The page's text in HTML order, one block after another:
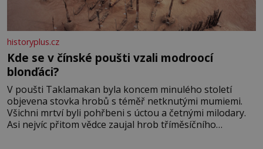
historyplus.cz
Kde se v čínské poušti vzali modroocí
blonďáci?
V poušti Taklamakan byla koncem minulého století
objevena stovka hrobů s téměř netknutými mumiemi.
Všichni mrtví byli pohřbeni s úctou a četnými milodary.
Asi nejvíc přitom vědce zaujal hrob tříměsíčního